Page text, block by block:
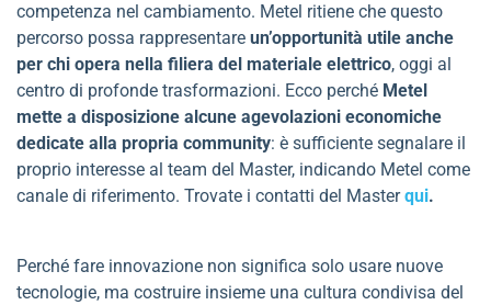
competenza nel cambiamento. Metel ritiene che questo
percorso possa rappresentare un’opportunità utile anche
per chi opera nella filiera del materiale elettrico, oggi al
centro di profonde trasformazioni. Ecco perché Metel
mette a disposizione alcune agevolazioni economiche
dedicate alla propria community: è sufficiente segnalare il
proprio interesse al team del Master, indicando Metel come
canale di riferimento. Trovate i contatti del Masterqui.
Perché fare innovazione non significa solo usare nuove
tecnologie, ma costruire insieme una cultura condivisa del